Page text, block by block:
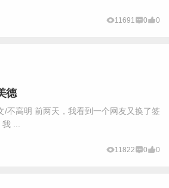
11691 0 0
德
/不高明 前两天，我看到一个网友又换了签
...
11822 0 0